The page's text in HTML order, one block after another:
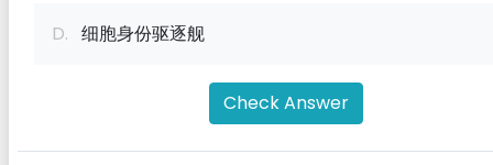
D. 细胞身份驱逐舰
Check Answer